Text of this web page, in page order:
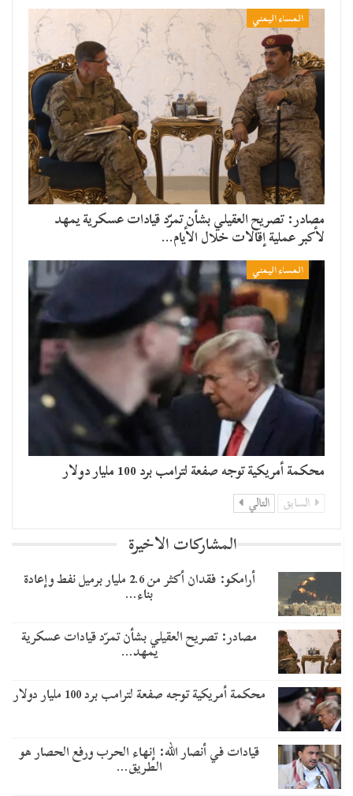
المساء اليمني
مصادر: تصريح العقيلي بشأن تمرّد قيادات عسكرية يمهد
لأكبر عملية إقالات خلال الأيام…
المساء اليمني
محكمة أمريكية توجه صفعة لترامب برد 100 مليار دولار
السابق التالي
المشاركات الاخيرة
أرامكو: فقدان أكثر من 2.6 مليار برميل نفط وإعادة
بناء…
مصادر: تصريح العقيلي بشأن تمرّد قيادات عسكرية
يمهد…
محكمة أمريكية توجه صفعة لترامب برد 100 مليار دولار
قيادات في أنصار الله: إنهاء الحرب ورفع الحصار هو
الطريق…